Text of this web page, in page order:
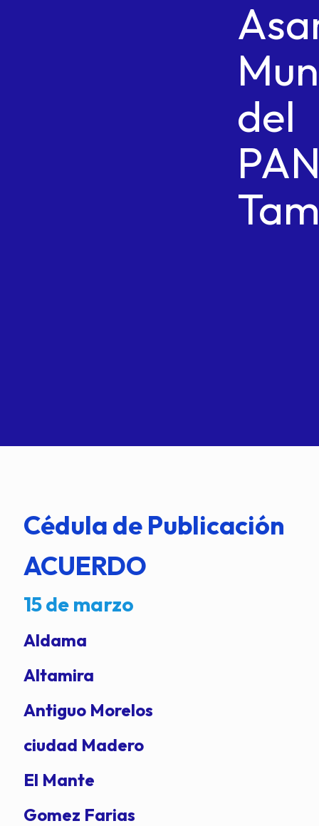
del
Cédula de Publicación
ACUERDO
15 de marzo
Aldama
Altamira
Antiguo Morelos
ciudad Madero
El Mante
Gomez Farias